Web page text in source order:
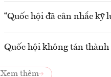
“Quốc hội đã cân nhắc kỹ
Quốc hội không tán thành
Xem thêm